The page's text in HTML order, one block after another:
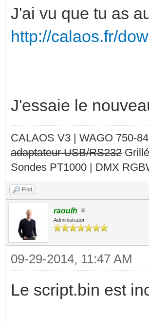
J'ai vu que tu as
http://calaos.fr/
J'essaie le
CALAOS V3 | WAGO 750-
adaptateur USB/RS232 Grillé
Sondes PT1000 | DMX
Find
raoulh
Administrator
09-29-2014, 11:47 AM
Le script.bin est